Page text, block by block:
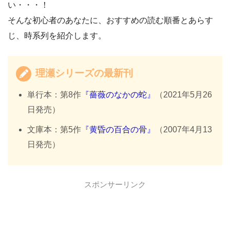
い・・・！
そんな初心者のあなたに、おすすめの読む順番とあらす
じ、時系列を紹介します。
理瀬シリーズの最新刊
単行本：第8作 『薔薇のなかの蛇』
（2021年5月26
日発売）
文庫本：第5作 『黄昏の百合の骨』
（2007年4月13
日発売）
スポンサーリンク